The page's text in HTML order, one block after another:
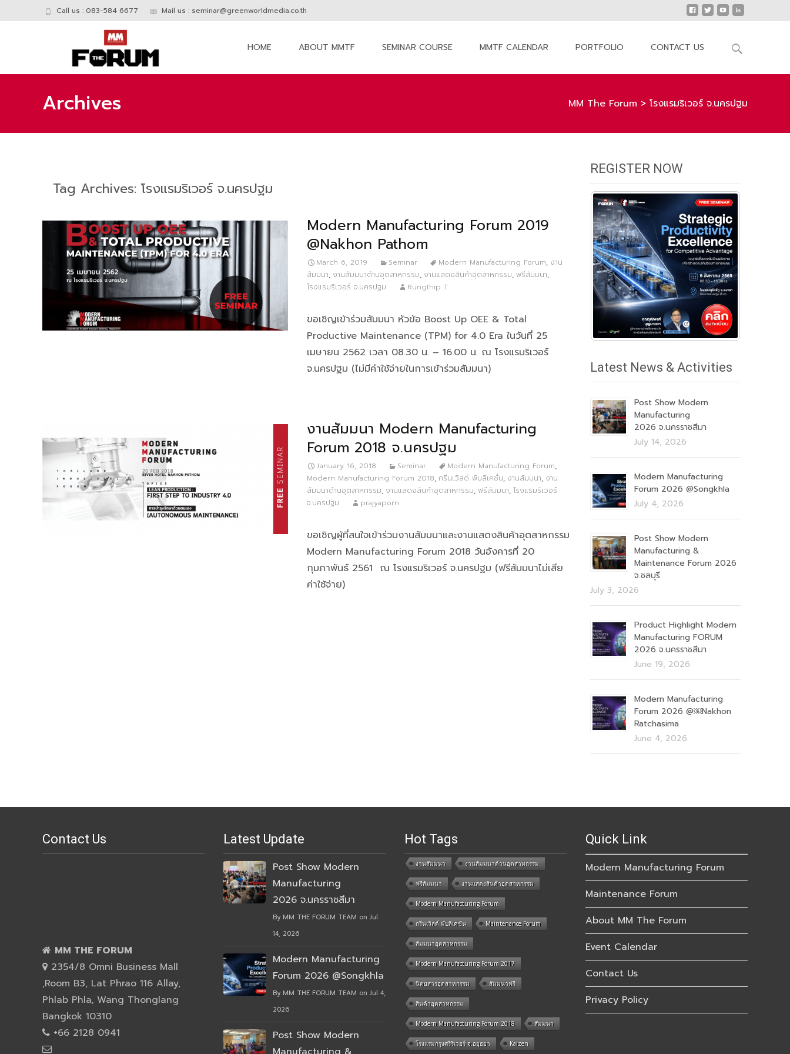
Call us : 083-584 6677 Mail us : seminar@greenworldmedia.co.th
HOME ABOUT MMTF SEMINAR COURSE MMTF CALENDAR PORTFOLIO CONTACT US
Search
Archives MM The Forum > โรงแรมริเวอร์ จ.นครปฐม
Tag Archives: โรงแรมริเวอร์ จ.นครปฐม
Modern Manufacturing Forum 2019
@Nakhon Pathom
March 6, 2019 Seminar Modern Manufacturing Forum, งาน
สัมมนา, งานสัมมนาด้านอุตสาหกรรม, งานแสดงสินค้าอุตสาหกรรม, ฟรีสัมมนา,
โรงแรมริเวอร์ จ.นครปฐม
Rungthip T.
ขอเชิญเข้าร่วมสัมมนา หัวข้อ Boost Up OEE & Total
Productive Maintenance (TPM) for 4.0 Era ในวันที่ 25
เมษายน 2562 เวลา 08.30 น. – 16.00 น. ณ โรงแรมริเวอร์
จ.นครปฐม (ไม่มีค่าใช้จ่ายในการเข้าร่วมสัมมนา)
งานสัมมนา Modern Manufacturing
Forum 2018 จ.นครปฐม
January 16, 2018 Seminar Modern Manufacturing Forum,
Modern Manufacturing Forum 2018, กรีนเวิลด์ พับลิเคชั่น, งานสัมมนา, งาน
สัมมนาด้านอุตสาหกรรม, งานแสดงสินค้าอุตสาหกรรม, ฟรีสัมมนา, โรงแรมริเวอร์
จ.นครปฐม
prajyaporn
ขอเชิญผู้ที่สนใจเข้าร่วมงานสัมมนาและงานแสดงสินค้าอุตสาหกรรม
Modern Manufacturing Forum 2018 วันอังคารที่ 20
กุมภาพันธ์ 2561 ณ โรงแรมริเวอร์ จ.นครปฐม (ฟรีสัมมนาไม่เสีย
ค่าใช้จ่าย)
REGISTER NOW
Latest News & Activities
Post Show Modern
Manufacturing
2026 จ.นครราชสีมา
July 14, 2026
Modern Manufacturing
Forum 2026 @Songkhla
July 4, 2026
Post Show Modern
Manufacturing &
Maintenance Forum 2026
จ.ชลบุรี
July 3, 2026
Product Highlight Modern
Manufacturing FORUM
2026 จ.นครราชสีมา
June 19, 2026
Modern Manufacturing
Forum 2026 @￼Nakhon
Ratchasima
June 4, 2026
Contact Us
MM THE FORUM
2354/8 Omni Business Mall
,Room B3, Lat Phrao 116 Allay,
Phlab Phla, Wang Thonglang
Bangkok 10310
+66 2128 0941
Latest Update
Post Show Modern
Manufacturing
2026 จ.นครราชสีมา
By MM THE FORUM TEAM on Jul
14, 2026
Modern Manufacturing
Forum 2026 @Songkhla
By MM THE FORUM TEAM on Jul 4,
2026
Post Show Modern
Hot Tags
งานสัมมนา งานสัมมนาด้านอุตสาหกรรม
ฟรีสัมมนา งานแสดงสินค้าอุตสาหกรรม
Modern Manufacturing Forum
กรีนเวิลด์ พับลิเคชั่น Maintenance Forum
สัมมนาอุตสาหกรรม
Modern Manufacturing Forum 2017
นิตยสารอุตสาหกรรม สัมมนาฟรี
สินค้าอุตสาหกรรม
Modern Manufacturing Forum 2018 สัมมนา
โรงแรมกรุงศรีริเวอร์ จ.อยุธยา Kaizen
Quick Link
Modern Manufacturing Forum
Maintenance Forum
About MM The Forum
Event Calendar
Contact Us
Privacy Policy